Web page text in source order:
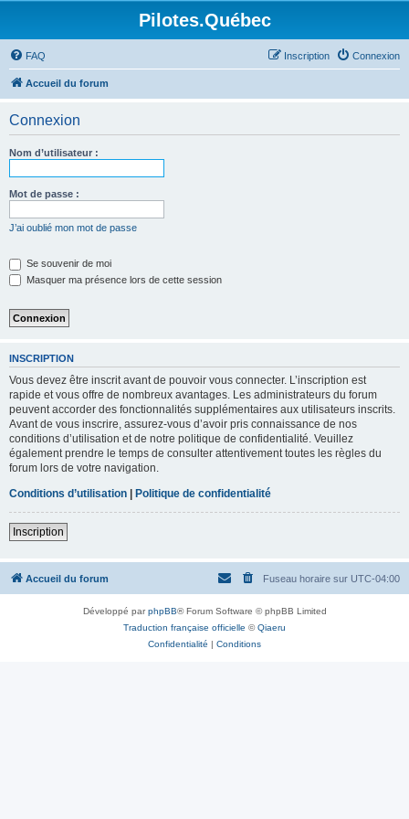
Pilotes.Québec
FAQ Connexion
Inscription
Accueil du forum
Connexion
Nom d’utilisateur :
Mot de passe :
J’ai oublié mon mot de passe
Se souvenir de moi
Masquer ma présence lors de cette session
INSCRIPTION
Vous devez être inscrit avant de pouvoir vous connecter. L’inscription est
rapide et vous offre de nombreux avantages. Les administrateurs du forum
peuvent accorder des fonctionnalités supplémentaires aux utilisateurs inscrits.
Avant de vous inscrire, assurez-vous d’avoir pris connaissance de nos
conditions d’utilisation et de notre politique de confidentialité. Veuillez
également prendre le temps de consulter attentivement toutes les règles du
forum lors de votre navigation.
Conditions d’utilisation | Politique de confidentialité
Inscription
Accueil du forum Fuseau horaire sur UTC-04:00
Développé parphpBB® Forum Software © phpBB Limited
Traduction française officielle ©Qiaeru
Confidentialité | Conditions